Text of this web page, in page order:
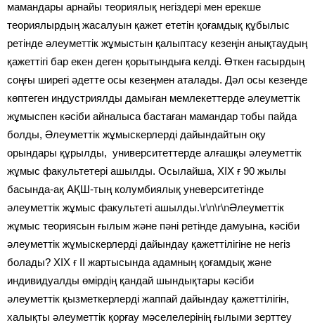
мамандары арнайы теориялық негіздері мен ерекше
теориялырдың жасалуын қажет ететін қоғамдық құбылыс
ретінде әлеуметтік жұмыстын қалыптасу кезеңін анықтаудың
қажеттігі бар екен деген қорытындыға келді. Өткен ғасырдың
соңғы ширегі әдетте осы кезеңмен аталады. Дәл осы кезенде
көптеген индустриялды дамыған мемлекеттерде әлеуметтік
жұмыспен кәсіби айналыса бастаған мамандар тобы пайда
болды, Әлеуметтік жұмыскерлерді дайындайтын оқу
орындары құрылды, университеттерде алғашқы әлеуметтік
жұмыс факультетері ашылды. Осылайша, ХІХ ғ 90 жылы
басында-ақ АҚШ-тың колумбиялық уневерситетінде
әлеуметтік жұмыс факультеті ашылды.\r\n\r\nӘлеуметтік
жұмыс теориясын ғылым және пәні ретінде дамуына, кәсіби
әлеуметтік жұмыскерлерді дайындау қажеттілігіне не негіз
болады? ХІХ ғ ІІ жартысында адамның қоғамдық және
индивидуалды өмірдің қандай шындықтары кәсіби
әлеуметтік қызметкерлерді жаппай дайындау қажеттілігін,
халықты әлеуметтік қорғау мәселелерінің ғылыми зерттеу